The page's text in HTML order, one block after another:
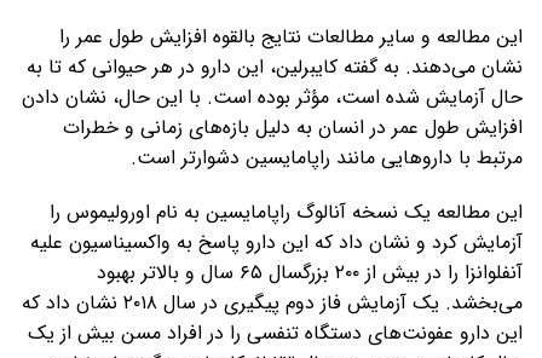
این مطالعه و سایر مطالعات نتایج بالقوه افزایش طول عمر را
نشان می‌دهند. به گفته کایبرلین، این دارو در هر حیوانی که تا به
حال آزمایش شده است، مؤثر بوده است. با این حال، نشان دادن
افزایش طول عمر در انسان به دلیل بازه‌های زمانی و خطرات
مرتبط با داروهایی مانند راپامایسین دشوارتر است.
این مطالعه یک نسخه آنالوگ راپامایسین به نام اورولیموس را
آزمایش کرد و نشان داد که این دارو پاسخ به واکسیناسیون علیه
آنفلوانزا را در بیش از ۲۰۰ بزرگسال ۶۵ سال و بالاتر بهبود
می‌بخشد. یک آزمایش فاز دوم پیگیری در سال ۲۰۱۸ نشان داد که
این دارو عفونت‌های دستگاه تنفسی را در افراد مسن بیش از یک